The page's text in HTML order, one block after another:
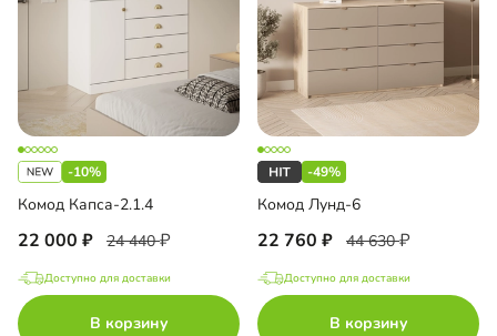
-10%
Комод Капса-2.1.4
22 000 24 440
Доступно для доставки
В корзину
-49%
Комод Лунд-6
22 760 44 630
Доступно для доставки
В корзину